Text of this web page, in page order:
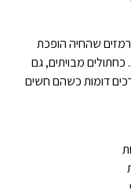
שהחיה הופכת
כחתולים מבויתים, גם
דומות כשהם חשים